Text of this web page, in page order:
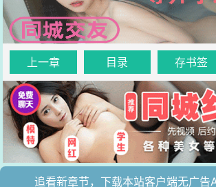
上一章 目录 存书签
追看新章节，下载本站客户端无广告